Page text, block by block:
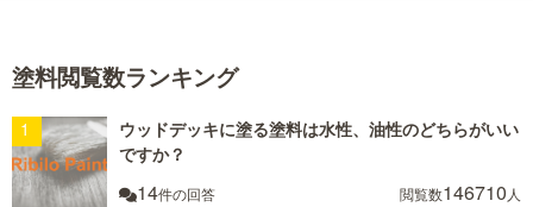
塗料閲覧数ランキング
ウッドデッキに塗る塗料は水性、油性のどちらがいい
ですか？
14件の回答 閲覧数146710 人